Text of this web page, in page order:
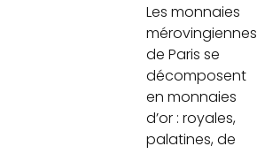
Les monnaies
mérovingiennes
de Paris se
décomposent
en monnaies
d’or : royales,
palatines, de